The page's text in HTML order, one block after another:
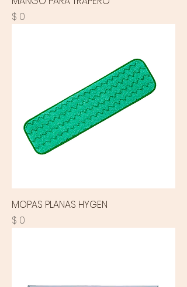
Precio
$ 0
MOPAS PLANAS HYGEN
Precio
$ 0